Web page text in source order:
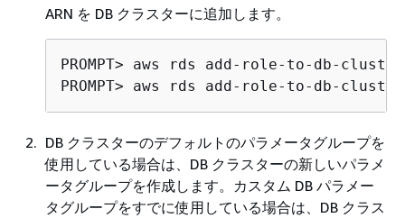
ARN を DB クラスターに追加します。
PROMPT> aws rds add-role-to-db-
DB クラスターのデフォルトのパラメータグループを
使用している場合は、DB クラスターの新しいパラメ
ータグループを作成します。カスタム DB パラメー
タグループをすでに使用している場合は、DB クラス